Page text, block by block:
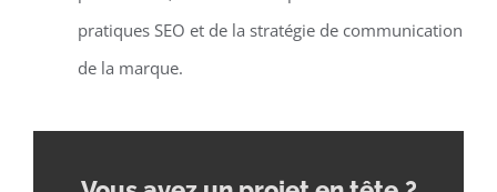
pratiques SEO et de la stratégie de communication
de la marque.